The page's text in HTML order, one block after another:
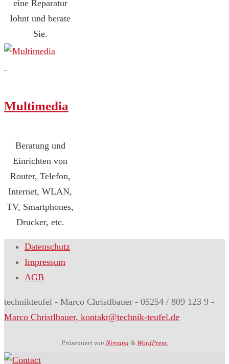
eine Reparatur
lohnt und berate
Sie.
Multimedia
Beratung und
Einrichten von
Router, Telefon,
Internet, WLAN,
TV, Smartphones,
Drucker, etc.
Datenschutz
Impressum
AGB
technikteufel - Marco Christlbauer - 05254 / 809 123 9 -
Marco Christlbauer, kontakt@technik-teufel.de
Präsentiert von Nirvana & WordPress.